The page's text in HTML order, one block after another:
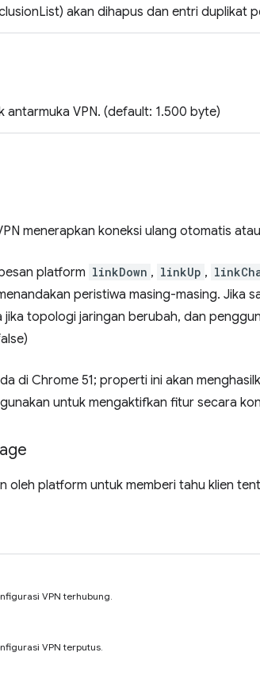
akan dihapus dan entri duplikat
antarmuka VPN. (default: 1.500 byte)
menerapkan koneksi ulang otomatis
platform linkDown , linkUp ,
peristiwa masing-masing. Jika
jika topologi jaringan berubah, dan
di Chrome 51; properti ini akan
untuk mengaktifkan fitur secara
oleh platform untuk memberi tahu klien
VPN terhubung.
VPN terputus.